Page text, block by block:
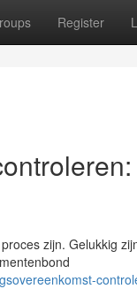
Register
zijn. Gelukkig